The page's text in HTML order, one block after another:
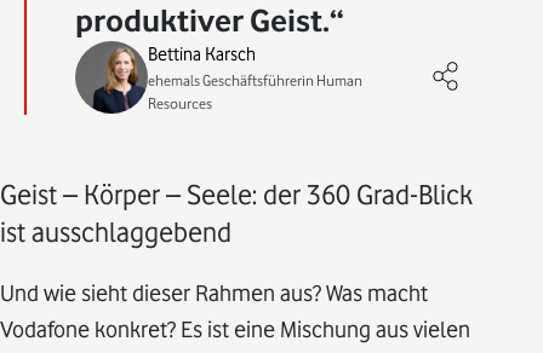
produktiver Geist.
Bettina Karsch
ehemals Geschäftsführerin Human
Resources
Geist – Körper – Seele: der 360 Grad-Blick
ist ausschlaggebend
Und wie sieht dieser Rahmen aus? Was macht
Vodafone konkret? Es ist eine Mischung aus vielen